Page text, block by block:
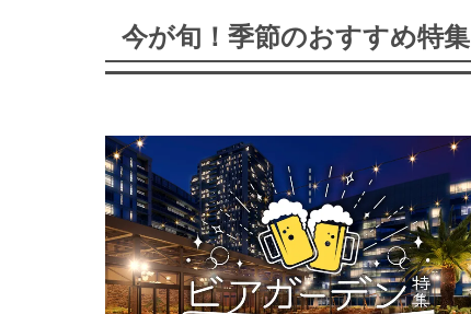
今が旬！季節のおすすめ特集